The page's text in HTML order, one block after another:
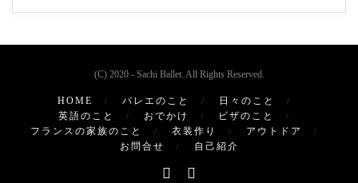
(C) 2020 - Sachi Ballet. All Rights Reserved.
HOME バレエのこと
日々のこと
英語のこと
おでかけ
ビザのこと
フランスの家族のこと
衣装作り
アウトドア
お問合せ
自己紹介